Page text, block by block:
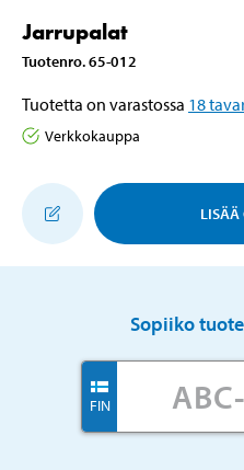
Jarrupalat
Tuotenro.65-012
Tuotetta on varastossa 18
Verkkokauppa
LISÄÄ
Sopiiko
FIN